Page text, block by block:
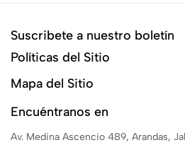
Suscribete a nuestro boletín
Políticas del Sitio
Mapa del Sitio
Encuéntranos en
Av. Medina Ascencio 489, Arandas,